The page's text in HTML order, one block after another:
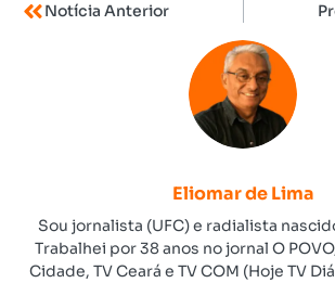
Notícia Anterior
Eliomar de Lima
Sou jornalista (UFC) e radialista
Trabalhei por 38 anos no jornal O
Cidade, TV Ceará e TV COM (Hoje TV